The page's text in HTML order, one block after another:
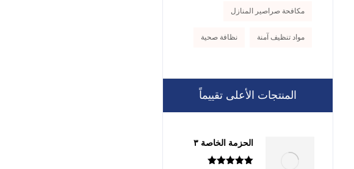
مكافحة صراصير المنازل
مواد تنظيف آمنة نظافة صحية
المنتجات الأعلى تقييماً
الحزمة الخاصة ٣